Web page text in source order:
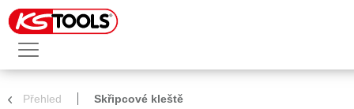
Přehled Skřipcové kleště